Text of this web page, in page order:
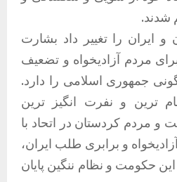
شدند.
ایران را تغيير داد بشارت
مردم آزادیخواه و تضعیف
جمهوری اسلامی را دارد.
ترین و نفرت انگیز ترین
و مردم کردستان در اتحاد با
و برابری طلب ایران،
این حکومت و نظام ننگین پایان